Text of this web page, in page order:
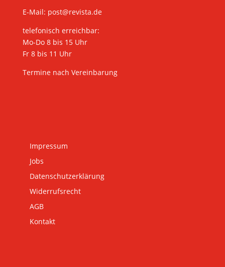
E-Mail: post@revista.de
telefonisch erreichbar:
Mo-Do 8 bis 15 Uhr
Fr 8 bis 11 Uhr
Termine nach Vereinbarung
Impressum
Jobs
Datenschutzerklärung
Widerrufsrecht
AGB
Kontakt